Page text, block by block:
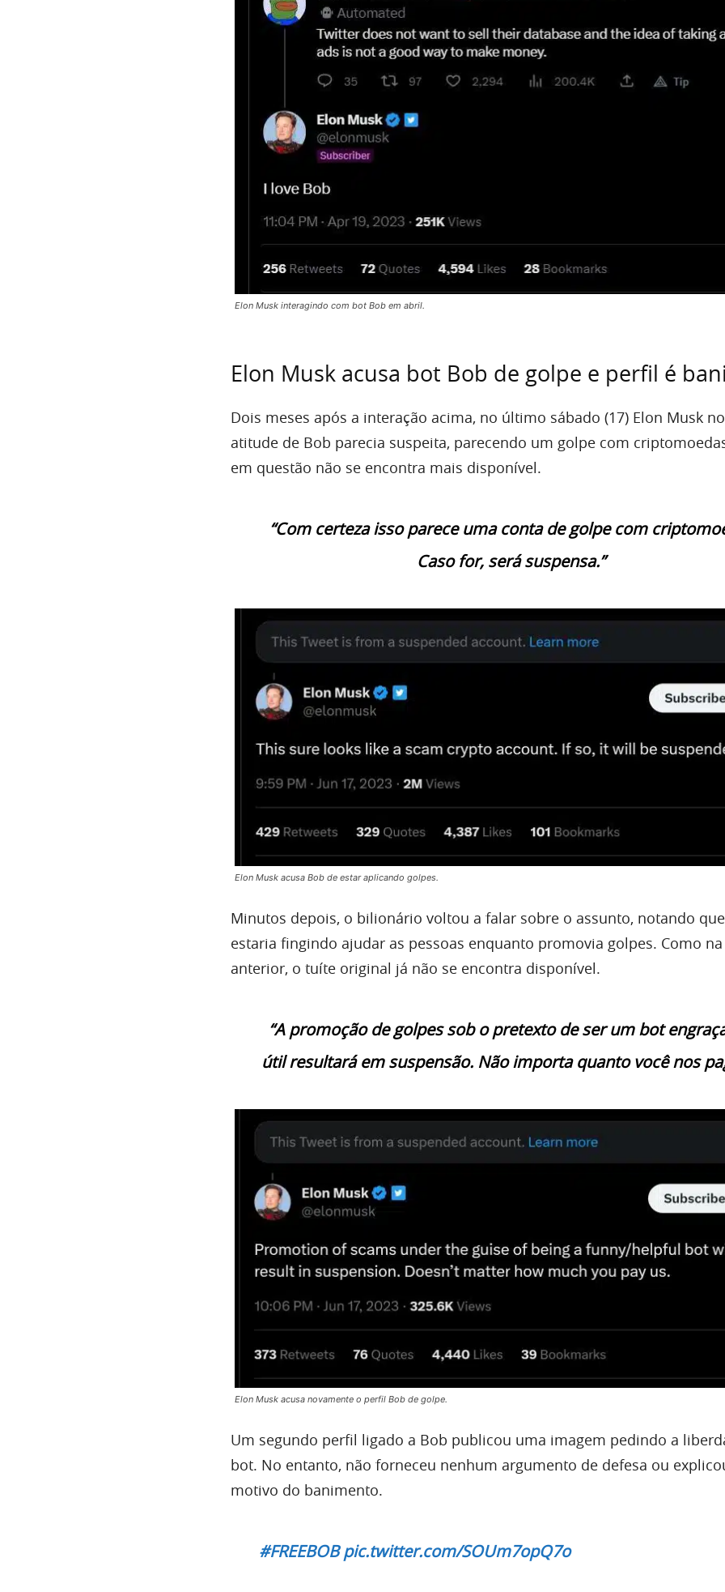
Elon Musk interagindo com bot Bob em abril.
Elon Musk acusa bot Bob de golpe e perfil é
Dois meses após a interação acima, no último sábado (17) Elon Musk
atitude de Bob parecia suspeita, parecendo um golpe com
em questão não se encontra mais disponível.
“Com certeza isso parece uma conta de golpe com
Caso for, será suspensa.”
Elon Musk acusa Bob de estar aplicando golpes.
Minutos depois, o bilionário voltou a falar sobre o assunto, notando
estaria fingindo ajudar as pessoas enquanto promovia golpes. Como
anterior, o tuíte original já não se encontra disponível.
“A promoção de golpes sob o pretexto de ser um bot
útil resultará em suspensão. Não importa quanto você nos
Elon Musk acusa novamente o perfil Bob de golpe.
Um segundo perfil ligado a Bob publicou uma imagem pedindo a
bot. No entanto, não forneceu nenhum argumento de defesa ou
motivo do banimento.
#FREEBOB pic.twitter.com/SOUm7opQ7o